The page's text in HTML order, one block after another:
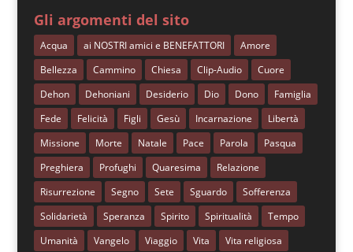
Gli argomenti del sito
Acqua ai NOSTRI amici e BENEFATTORI
Amore
Bellezza
Cammino Chiesa Clip-Audio
Cuore
Dehon
Dehoniani Desiderio Dio Dono
Famiglia
Fede
Felicità Figli Gesù Incarnazione
Libertà
Missione
Morte Natale Pace Parola
Pasqua
Preghiera
Profughi Quaresima
Relazione
Risurrezione
Segno Sete Sguardo
Sofferenza
Solidarietà
Speranza Spirito Spiritualità
Tempo
Umanità
Vangelo Viaggio Vita Vita religiosa